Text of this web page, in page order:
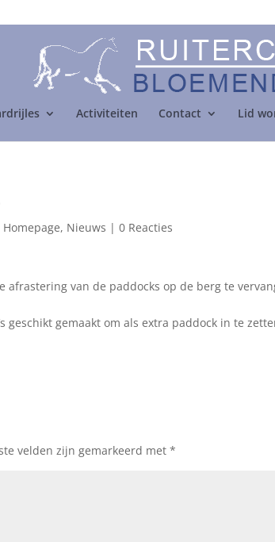
Activiteiten Contact Lid
Homepage, Nieuws |0 Reacties
van de paddocks op de berg te
geschikt gemaakt om als extra paddock in te
velden zijn gemarkeerd met*